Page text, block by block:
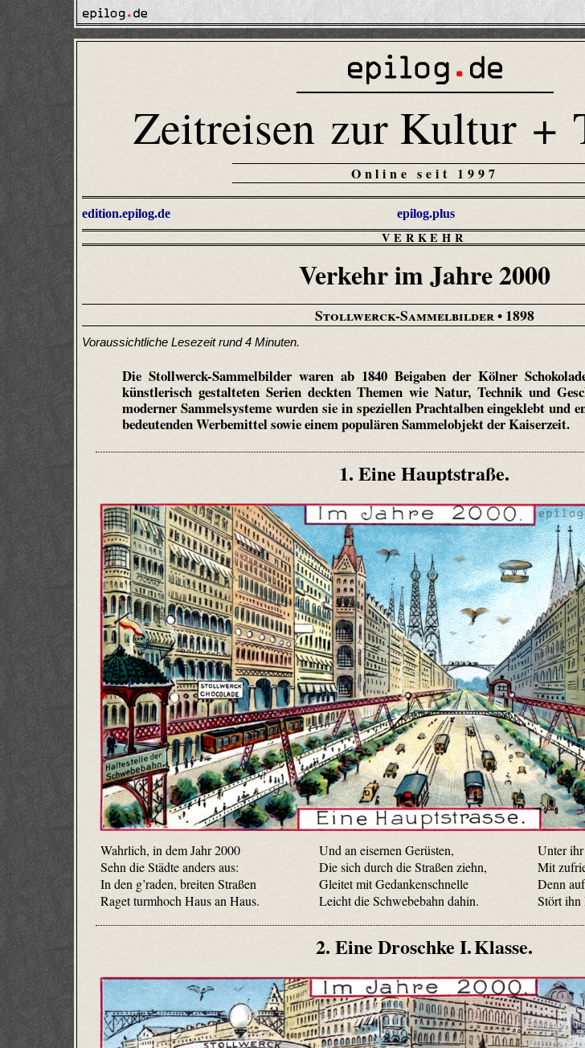
Zeitreisen zur Kultur +
Online seit 1997
edition.epilog.de epilog.plus
VERKEHR
Verkehr im Jahre 2000
Stollwerck-Sammelbilder• 1898
Voraussichtliche Lesezeit rund 4 Minuten.
Die Stollwerck-Sammelbilder waren ab 1840 Beigaben der Kölner
künstlerisch gestalteten Serien deckten Themen wie Natur, Technik und
moderner Sammelsysteme wurden sie in speziellen Prachtalben eingeklebt und
bedeutenden Werbemittel sowie einem populären Sammelobjekt der Kaiserzeit.
1. Eine Hauptstraße.
Wahrlich, in dem Jahr 2000
Sehn die Städte anders aus:
In den g’raden, breiten Straßen
Raget turmhoch Haus an Haus.
Und an eisernen Gerüsten,
Die sich durch die Straßen ziehn,
Gleitet mit Gedankenschnelle
Leicht die Schwebebahn dahin.
Unter
Mit
Denn
Stört ihn
2. Eine Droschke I. Klasse.